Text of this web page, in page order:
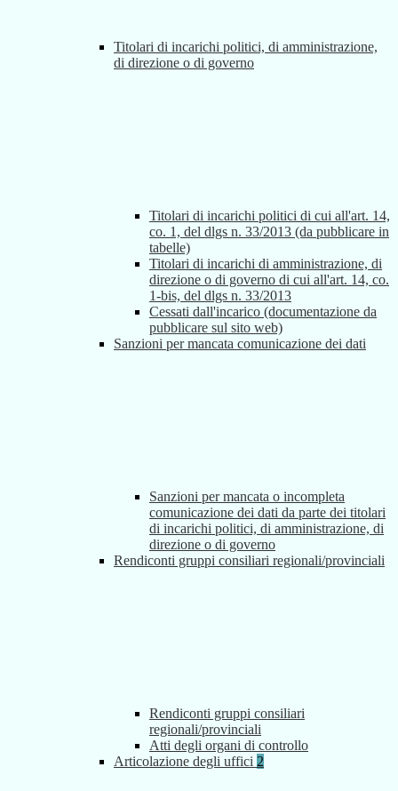
Titolari di incarichi politici, di amministrazione,
di direzione o di governo
Titolari di incarichi politici di cui all'art. 14,
co. 1, del dlgs n. 33/2013 (da pubblicare in
tabelle)
Titolari di incarichi di amministrazione, di
direzione o di governo di cui all'art. 14, co.
1-bis, del dlgs n. 33/2013
Cessati dall'incarico (documentazione da
pubblicare sul sito web)
Sanzioni per mancata comunicazione dei dati
Sanzioni per mancata o incompleta
comunicazione dei dati da parte dei titolari
di incarichi politici, di amministrazione, di
direzione o di governo
Rendiconti gruppi consiliari regionali/provinciali
Rendiconti gruppi consiliari
regionali/provinciali
Atti degli organi di controllo
Articolazione degli uffici 2